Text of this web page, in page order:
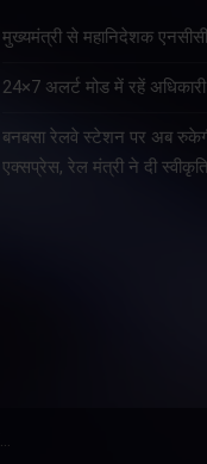
मुख्यमंत्री से महानिदेशक
24×7 अलर्ट मोड में रहें
बनबसा रेलवे स्टेशन पर अब
एक्सप्रेस, रेल मंत्री ने दी स्वीकृति
के अध्यक्ष
कर्नल
गंभीर
कहा…
Copyright © All rights reserved By Meru Raibar | Theme by